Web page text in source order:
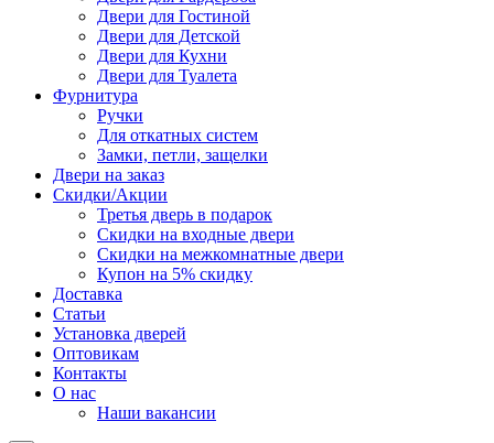
Двери для Гостиной
Двери для Детской
Двери для Кухни
Двери для Туалета
Фурнитура
Ручки
Для откатных систем
Замки, петли, защелки
Двери на заказ
Скидки/Акции
Третья дверь в подарок
Скидки на входные двери
Скидки на межкомнатные двери
Купон на 5% скидку
Доставка
Статьи
Установка дверей
Оптовикам
Контакты
О нас
Наши вакансии